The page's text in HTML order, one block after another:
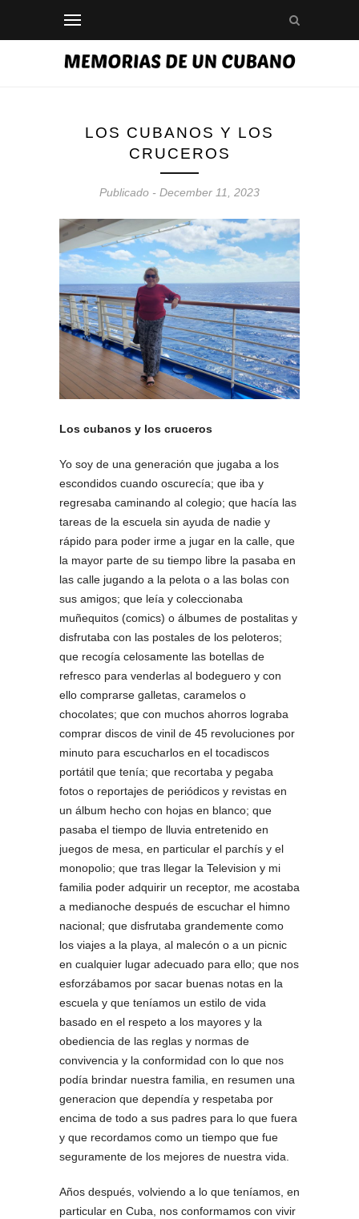
LOS CUBANOS Y LOS
CRUCEROS
Publicado - December 11, 2023
Los cubanos y los cruceros
Yo soy de una generación que jugaba a los
escondidos cuando oscurecía; que iba y
regresaba caminando al colegio; que hacía las
tareas de la escuela sin ayuda de nadie y
rápido para poder irme a jugar en la calle, que
la mayor parte de su tiempo libre la pasaba en
las calle jugando a la pelota o a las bolas con
sus amigos; que leía y coleccionaba
muñequitos (comics) o álbumes de postalitas y
disfrutaba con las postales de los peloteros;
que recogía celosamente las botellas de
refresco para venderlas al bodeguero y con
ello comprarse galletas, caramelos o
chocolates; que con muchos ahorros lograba
comprar discos de vinil de 45 revoluciones por
minuto para escucharlos en el tocadiscos
portátil que tenía; que recortaba y pegaba
fotos o reportajes de periódicos y revistas en
un álbum hecho con hojas en blanco; que
pasaba el tiempo de lluvia entretenido en
juegos de mesa, en particular el parchís y el
monopolio; que tras llegar la Television y mi
familia poder adquirir un receptor, me acostaba
a medianoche después de escuchar el himno
nacional; que disfrutaba grandemente como
los viajes a la playa, al malecón o a un picnic
en cualquier lugar adecuado para ello; que nos
esforzábamos por sacar buenas notas en la
escuela y que teníamos un estilo de vida
basado en el respeto a los mayores y la
obediencia de las reglas y normas de
convivencia y la conformidad con lo que nos
podía brindar nuestra familia, en resumen una
generacion que dependía y respetaba por
encima de todo a sus padres para lo que fuera
y que recordamos como un tiempo que fue
seguramente de los mejores de nuestra vida.
Años después, volviendo a lo que teníamos, en
particular en Cuba, nos conformamos con vivir